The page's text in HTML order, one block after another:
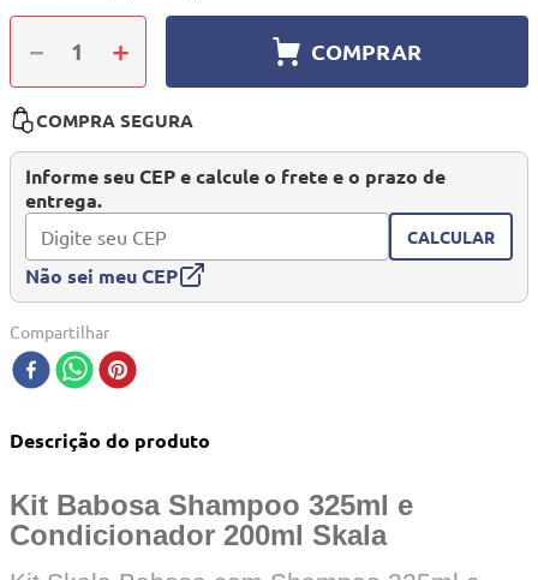
＋
－ COMPRAR
COMPRA SEGURA
Informe seu CEP e calcule o frete e o prazo de
entrega.
CALCULAR
Não sei meu CEP
Compartilhar
Descrição do produto
Kit Babosa Shampoo 325ml e
Condicionador 200ml Skala
10
mesa dobrável notebook